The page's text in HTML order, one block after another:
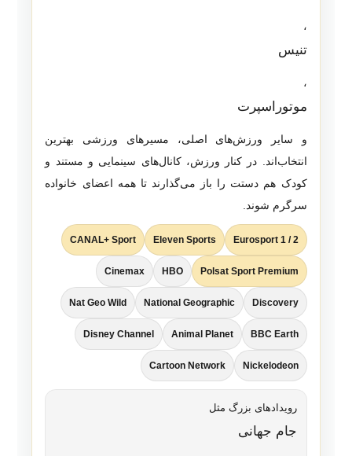
،
تنیس
،
موتوراسپرت
و سایر ورزش‌های اصلی، مسیرهای ورزشی بهترین
انتخاب‌اند. در کنار ورزش، کانال‌های سینمایی و مستند و
کودک هم دستت را باز می‌گذارند تا همه اعضای خانواده
سرگرم شوند.
Eurosport 1 / 2
Eleven Sports
CANAL+ Sport
Polsat Sport Premium
HBO
Cinemax
Discovery
National Geographic
Nat Geo Wild
BBC Earth
Animal Planet
Disney Channel
Nickelodeon
Cartoon Network
رویدادهای بزرگ مثل
جام جهانی